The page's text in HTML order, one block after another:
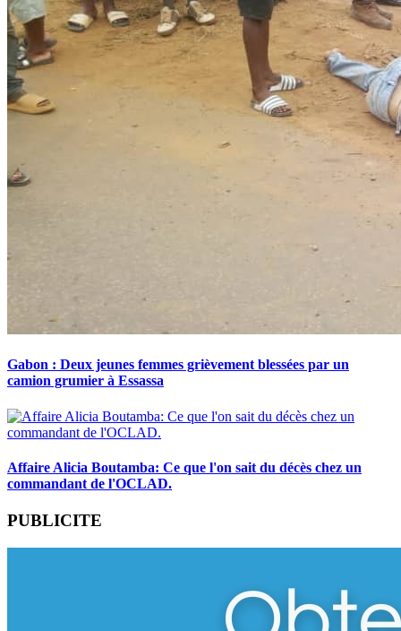
Gabon : Deux jeunes femmes grièvement blessées par un
camion grumier à Essassa
Affaire Alicia Boutamba: Ce que l'on sait du décès chez un
commandant de l'OCLAD.
PUBLICITE